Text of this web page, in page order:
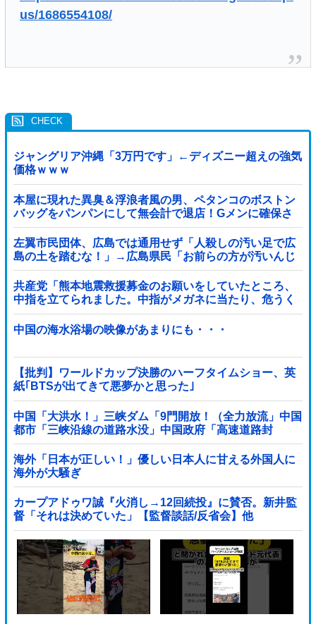
us/1686554108/
ジャングリア沖縄「3万円です」←ディズニー超えの強気
価格ｗｗｗ
本屋に現れた異臭＆浮浪者風の男、ペタンコのボストン
バッグをパンパンにして無会計で退店！Gメンに確保さ
れ「なんで？」と本気で困惑ｗｗｗ
左翼市民団体、広島では通用せず「人殺しの汚い足で広
島の土を踏むな！」→広島県民「お前らの方が汚いんじ
ゃ！」「ワシらが広島県民じゃ」
共産党「熊本地震救援募金のお願いをしていたところ、
中指を立てられました。中指がメガネに当たり、危うく
怪我をするところでした」
中国の海水浴場の映像があまりにも・・・
【批判】ワールドカップ決勝のハーフタイムショー、英
紙｢BTSが出てきて悪夢かと思った｣
中国「大洪水！」三峡ダム「9門開放！（全力放流」中国
都市「三峡沿線の道路水没」中国政府「高速道路封
鎖！」中国ダム「緊急放流に合わせて開門（土砂崩れ発
生」→
海外「日本が正しい！」優しい日本人に甘える外国人に
海外が大騒ぎ
カープアドゥワ誠『火消し→12回続投』に賛否。新井監
督「それは決めていた」【監督談話/反省会】他